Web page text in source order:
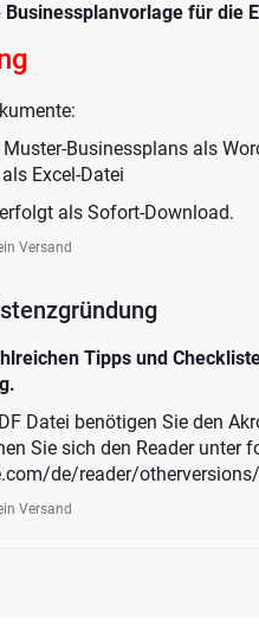
für die
Businessplans als
Excel-Datei
als Sofort-Download.
Versand
Tipps und
Datei benötigen Sie den
Sie sich den Reader unter
de/reader/otherversions/
Versand